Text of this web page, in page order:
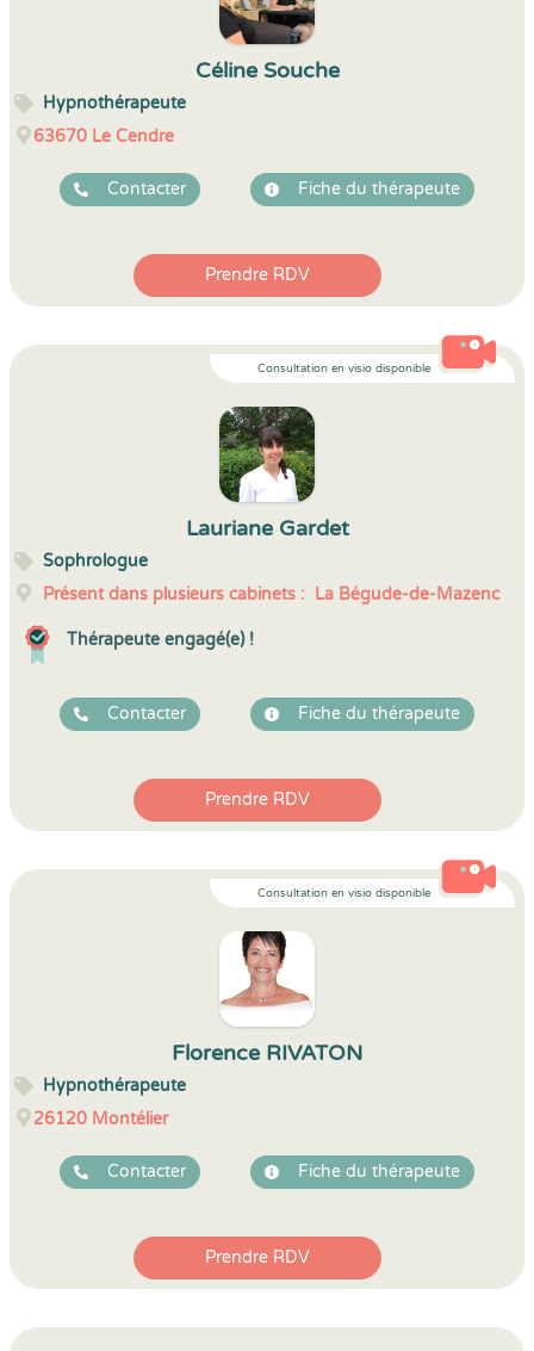
Céline Souche
Hypnothérapeute
63670 Le Cendre
Contacter Fiche du thérapeute
Prendre RDV
Consultation en visio disponible
Lauriane Gardet
Sophrologue
Présent dans plusieurs cabinets : La Bégude-de-Mazenc
Thérapeute engagé(e) !
Contacter Fiche du thérapeute
Prendre RDV
Consultation en visio disponible
Florence RIVATON
Hypnothérapeute
26120 Montélier
Contacter Fiche du thérapeute
Prendre RDV